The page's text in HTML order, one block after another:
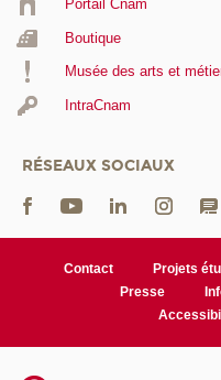
Portail Cnam
Boutique
Musée des arts et
IntraCnam
RÉSEAUX SOCIAUX
Contact Projets
Presse